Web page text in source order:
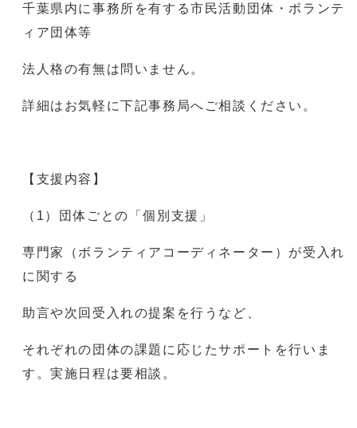
千葉県内に事務所を有する市民活動団体・ボランテ
ィア団体等
法人格の有無は問いません。
詳細はお気軽に下記事務局へご相談ください。
【支援内容】
（1）団体ごとの「個別支援」
専門家（ボランティアコーディネーター）が受入れ
に関する
助言や次回受入れの提案を行うなど、
それぞれの団体の課題に応じたサポートを行いま
す。実施日程は要相談。